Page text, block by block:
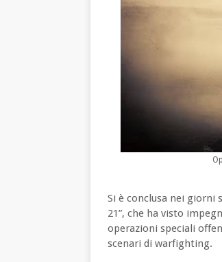
Si è conclusa nei giorni
21”, che ha visto
operazioni speciali
scenari di warfighting.